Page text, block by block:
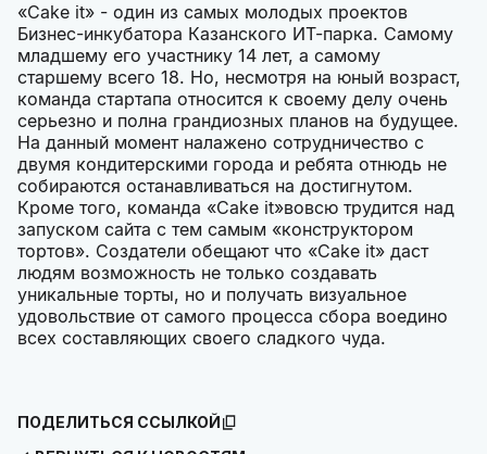
«Cake it» - один из самых молодых проектов
Бизнес-инкубатора Казанского ИТ-парка. Самому
младшему его участнику 14 лет, а самому
старшему всего 18. Но, несмотря на юный возраст,
команда стартапа относится к своему делу очень
серьезно и полна грандиозных планов на будущее.
На данный момент налажено сотрудничество с
двумя кондитерскими города и ребята отнюдь не
собираются останавливаться на достигнутом.
Кроме того, команда «Cake it»вовсю трудится над
запуском сайта с тем самым «конструктором
тортов». Создатели обещают что «Cake it» даст
людям возможность не только создавать
уникальные торты, но и получать визуальное
удовольствие от самого процесса сбора воедино
всех составляющих своего сладкого чуда.
ПОДЕЛИТЬСЯ ССЫЛКОЙ